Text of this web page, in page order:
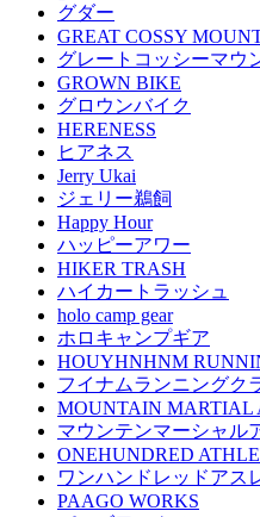
グダー
GREAT COSSY
グレートコッシーマウ
GROWN BIKE
グロウンバイク
HERENESS
ヒアネス
Jerry Ukai
ジェリー鵜飼
Happy Hour
ハッピーアワー
HIKER TRASH
ハイカートラッシュ
holo camp gear
ホロキャンプギア
HOUYHNHNM
フイナムランニングク
MOUNTAIN MARTIAL
マウンテンマーシャル
ONEHUNDRED
ワンハンドレッドアス
PAAGO WORKS